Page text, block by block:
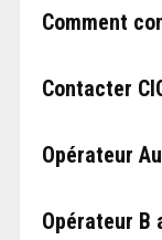
Comment
Contacter
Opérateur
Opérateur B